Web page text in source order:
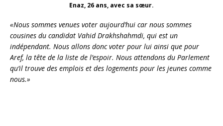
Enaz, 26 ans, avec sa sœur.
«Nous sommes venues voter aujourd’hui car nous sommes
cousines du candidat Vahid Drakhshahmdi, qui est un
indépendant. Nous allons donc voter pour lui ainsi que pour
Aref, la tête de la liste de l’espoir. Nous attendons du Parlement
qu’il trouve des emplois et des logements pour les jeunes comme
nous.»